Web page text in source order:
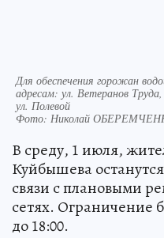
Для обеспечения горожан
адресам: ул. Ветеранов
ул. Полевой
Фото: Николай
В среду, 1 июля,
Куйбышева
связи с плановыми
сетях. Ограничение
до 18:00.